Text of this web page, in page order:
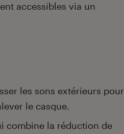
accessibles via un
les sons extérieurs pour
le casque.
combine la réduction de